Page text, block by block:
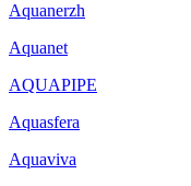
Aquanerzh
Aquanet
AQUAPIPE
Aquasfera
Aquaviva